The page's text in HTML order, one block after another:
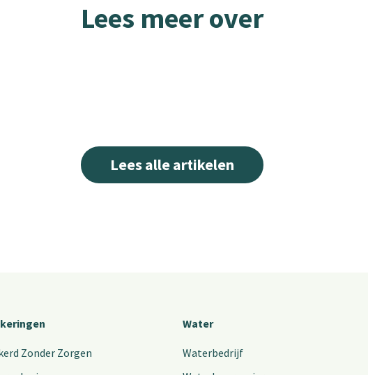
Lees meer over
Lees alle artikelen
Zonder Zorgen
Water
Waterbedrijf